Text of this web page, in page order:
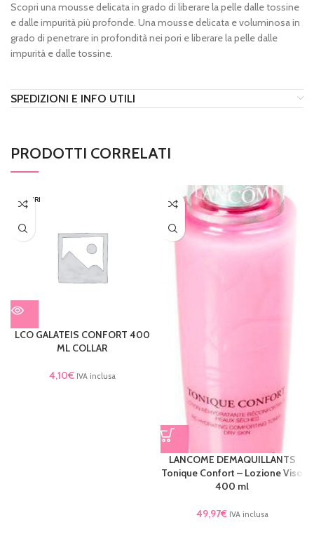
Scopri una mousse delicata in grado di liberare la pelle dalle tossine
e dalle impurità più profonde. Una mousse delicata e voluminosa in
grado di penetrare in profondità nei pori e liberare la pelle dalle
impurità e dalle tossine.
SPEDIZIONI E INFO UTILI
PRODOTTI CORRELATI
ESAURI
TO
LCO GALATEIS CONFORT 400
ML COLLAR
4,10€ IVA inclusa
LANCOME DEMAQUILLANTS
Tonique Confort – Lozione Viso
400 ml
49,97€ IVA inclusa